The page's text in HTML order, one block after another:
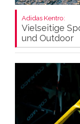
Adidas Kentro:
Vielseitige
und Outdoor